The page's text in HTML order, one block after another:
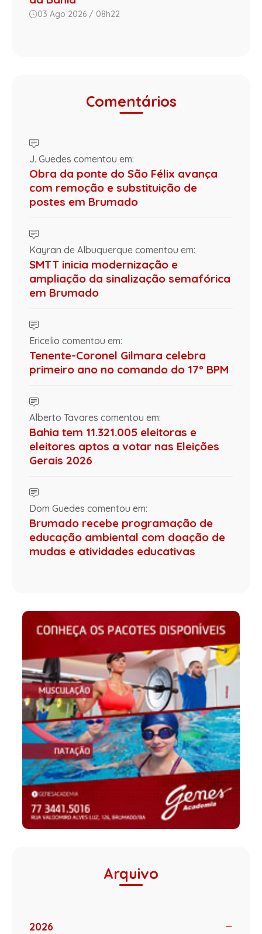
03 Ago 2026 / 08h22
Comentários
J. Guedes comentou em:
Obra da ponte do São Félix avança
com remoção e substituição de
postes em Brumado
Kayran de Albuquerque comentou em:
SMTT inicia modernização e
ampliação da sinalização semafórica
em Brumado
Ericelio comentou em:
Tenente-Coronel Gilmara celebra
primeiro ano no comando do 17º BPM
Alberto Tavares comentou em:
Bahia tem 11.321.005 eleitoras e
eleitores aptos a votar nas Eleições
Gerais 2026
Dom Guedes comentou em:
Brumado recebe programação de
educação ambiental com doação de
mudas e atividades educativas
Arquivo
2026